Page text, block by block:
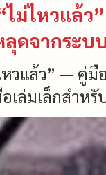
ไม่ไหวแล้
ลุดจากระบ
วแล้ว” — คู่
เล่มเล็กสำหรั